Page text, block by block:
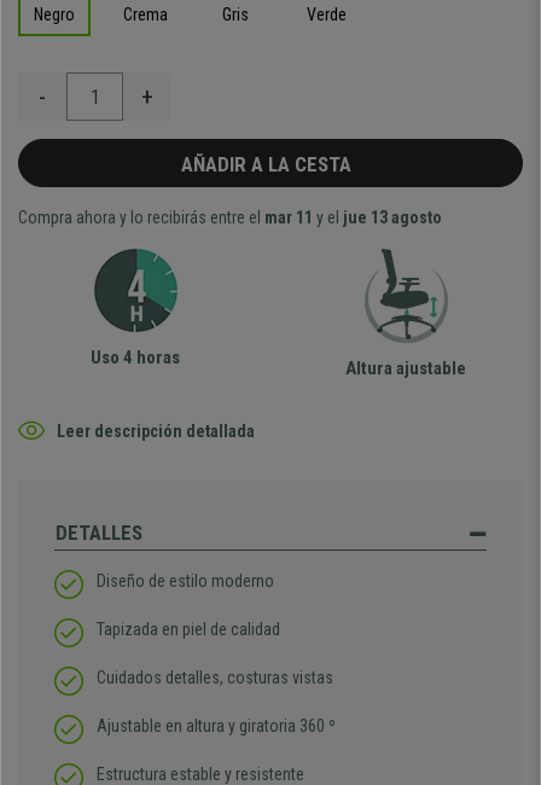
Negro Crema Gris Verde
- +
AÑADIR A LA CESTA
Compra ahora y lo recibirás entre el mar 11 y el jue 13 agosto
Uso 4 horas Altura ajustable
Leer descripción detallada
DETALLES
Diseño de estilo moderno
Tapizada en piel de calidad
Cuidados detalles, costuras vistas
Ajustable en altura y giratoria 360 º
Estructura estable y resistente